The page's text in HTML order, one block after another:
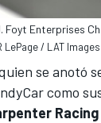
Foyt Enterprises
LePage / LAT Images
se anotó
como
Racing